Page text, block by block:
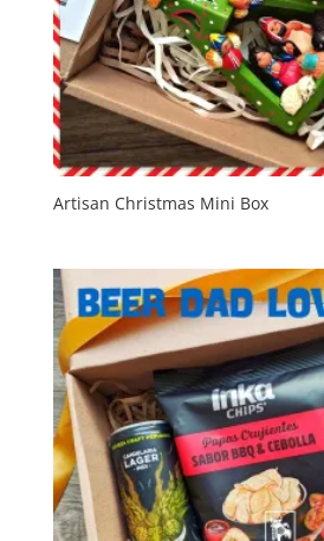
Artisan Christmas Mini Box